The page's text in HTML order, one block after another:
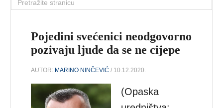
Pojedini svećenici neodgovorno
pozivaju ljude da se ne cijepe
AUTOR: MARINO NINČEVIĆ / 10.12.2020.
(Opaska